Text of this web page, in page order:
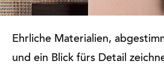
Ehrliche Materialien,
und ein Blick fürs Detail